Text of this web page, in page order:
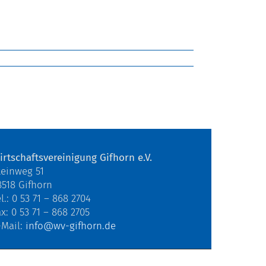
Gifhorn e.V.
51
Gifhorn
0 53 71 – 868 2704
0 53 71 – 868 2705
info@wv-gifhorn.de